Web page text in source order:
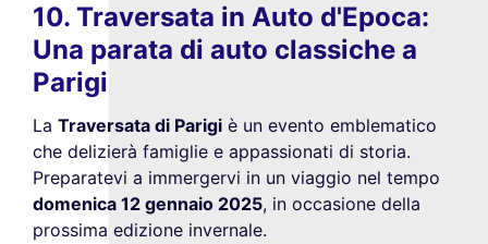
10. Traversata in Auto d'Epoca:
Una parata di auto classiche a
Parigi
La Traversata di Parigi è un evento emblematico
che delizierà famiglie e appassionati di storia.
Preparatevi a immergervi in un viaggio nel tempo
domenica 12 gennaio 2025, in occasione della
prossima edizione invernale.